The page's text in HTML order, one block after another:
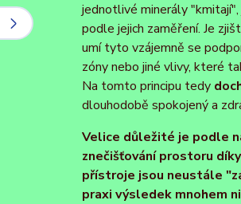
jednotlivé minerály
podle jejich zaměření. Je
umí tyto vzájemně se
zóny nebo jiné vlivy, které
Na tomto principu tedy
dlouhodobě spokojený a
Velice důležité je podle
znečišťování prostoru
přístroje jsou neustále
praxi výsledek mnohem